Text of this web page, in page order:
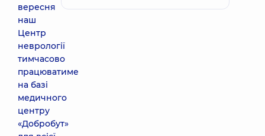
вересня
наш
Центр
неврології
тимчасово
працюватиме
на базі
медичного
центру
«Добробут»